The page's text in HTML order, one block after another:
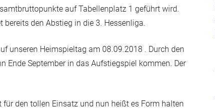
auf Tabellenplatz 1 geführt wird.
bereits den Abstieg in die 3. Hessenliga.
unseren Heimspieltag am 08.09.2018 . Durch den
Ende September in das Aufstiegspiel kommen. Der
den tollen Einsatz und nun heißt es Form halten